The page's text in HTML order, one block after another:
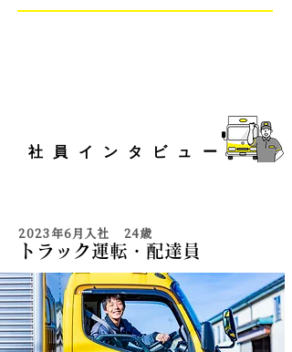
社員インタビュー
トラック運転・配達員
2023年6月入社 24歳